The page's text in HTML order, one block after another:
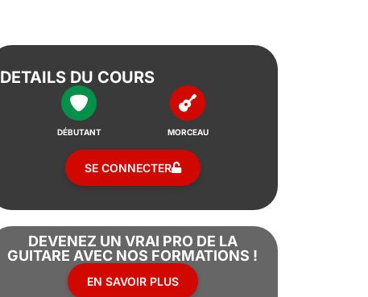
DETAILS DU COURS
DÉBUTANT MORCEAU
SE CONNECTER
DEVENEZ UN VRAI PRO DE LA
GUITARE AVEC NOS FORMATIONS !
EN SAVOIR PLUS